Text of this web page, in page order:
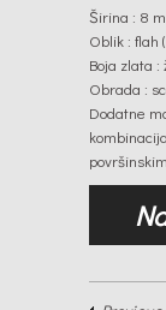
Širina : 8
Oblik : flah
Boja zlata :
Obrada :
Dodatne